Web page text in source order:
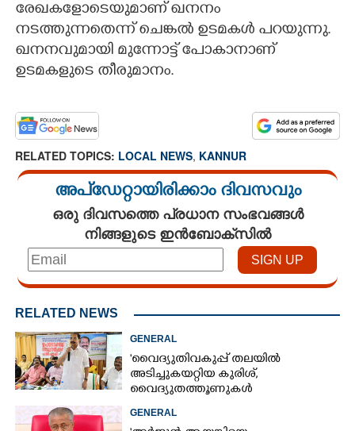
രേഖകളോടെയുമാണ് ഖനനം
നടത്തുന്നതെന്ന് ചെങ്കൽ ഉടമകൾ പറയുന്നു.
ഖനനവുമായി മുന്നോട്ട് പോകാനാണ്
ഉടമകളുടെ തീരുമാനം.
RELATED TOPICS: LOCAL NEWS, KANNUR
അപ്ഡേറ്റായിരിക്കാം ദിവസവും
ഒരു ദിവസത്തെ പ്രധാന സംഭവങ്ങൾ
നിങ്ങളുടെ ഇൻബോക്സിൽ
RELATED NEWS
GENERAL
'വൈദ്യുതിവകുപ്പ് തലയിൽ
അടിച്ചുകയറ്റിയ കുരിശ്‌,
വൈദ്യുതത്തൂണുകൾ
പൊട്ടിവീണാൽപോലും മന്ത്രിയെ
വിളിക്കുന്ന കാലമാണിത്'
GENERAL